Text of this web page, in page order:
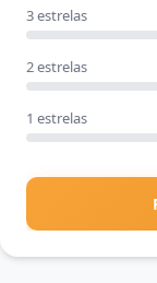
3 estrelas
2 estrelas
1 estrelas